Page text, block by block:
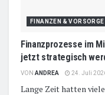
FINANZEN & VORSORGE
Finanzprozesse im
jetzt strategisch
VON ANDREA 24. Juli
Lange Zeit hatten